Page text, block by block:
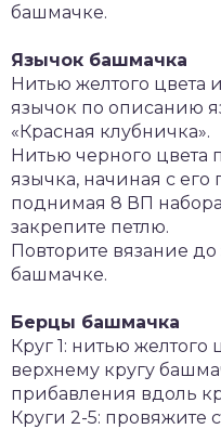
башмачке.
Язычок башмачка
Нитью желтого
язычок по описанию
«Красная клубничка».
Нитью черного цвета
язычка, начиная с его
поднимая 8 ВП набора
закрепите петлю.
Повторите вязание
башмачке.
Берцы башмачка
Круг 1: нитью желтого
верхнему кругу
прибавления вдоль
Круги 2-5: провяжите